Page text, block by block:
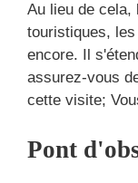
Au lieu de
touristiques,
encore. Il
assurez-vous
cette visite;
Pont